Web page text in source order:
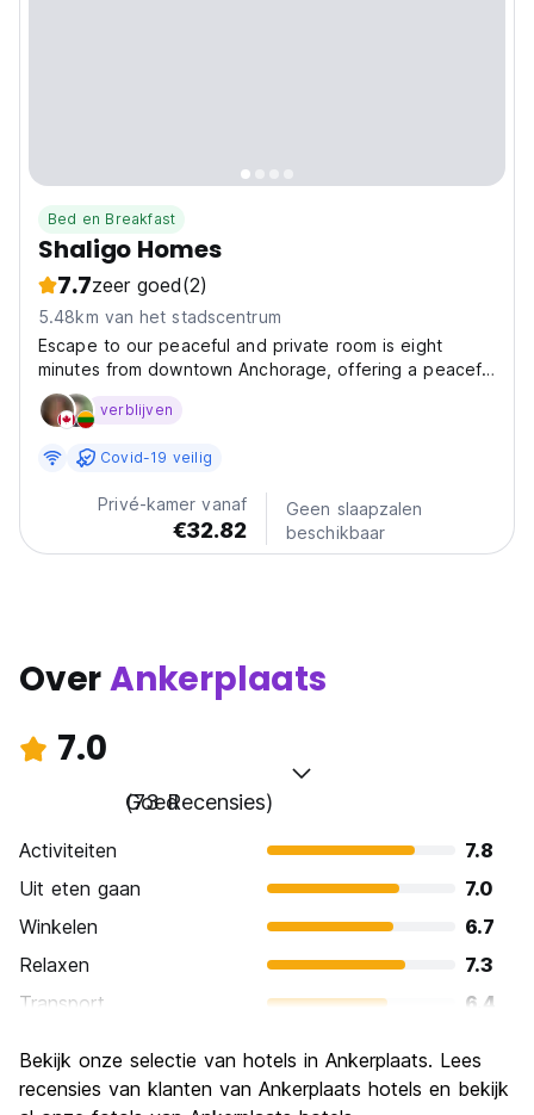
Bed en Breakfast
Shaligo Homes
7.7zeer goed(2)
5.48km van het stadscentrum
Escape to our peaceful and private room is eight
minutes from downtown Anchorage, offering a peaceful
retreat amidst Alaska's natural wonders. Nestled near
the Chugach Mountains, you'll have easy access to a
verblijven
Covid-19 veilig
Privé-kamer vanaf
€32.82
Geen slaapzalen
beschikbaar
OverAnkerplaats
7.0
Goed
(73 Recensies)
Activiteiten
7.8
Uit eten gaan
7.0
Winkelen
6.7
Relaxen
7.3
Transport
6.4
Cultuur
7.2
Bekijk onze selectie van hotels in Ankerplaats. Lees
recensies van klanten van Ankerplaats hotels en bekijk